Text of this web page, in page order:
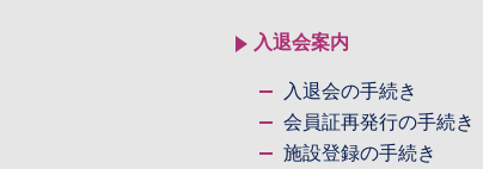
入退会案内
入退会の手続き
会員証再発行の手続き
施設登録の手続き